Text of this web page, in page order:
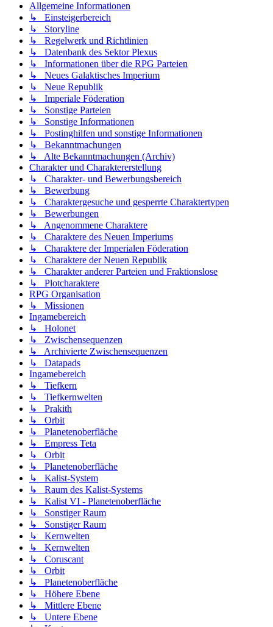
Allgemeine Informationen
↳ Einsteigerbereich
↳ Storyline
↳ Regelwerk und Richtlinien
↳ Datenbank des Sektor Plexus
↳ Informationen über die RPG Parteien
↳ Neues Galaktisches Imperium
↳ Neue Republik
↳ Imperiale Föderation
↳ Sonstige Parteien
↳ Sonstige Informationen
↳ Postinghilfen und sonstige Informationen
↳ Bekanntmachungen
↳ Alte Bekanntmachungen (Archiv)
Charakter und Charaktererstellung
↳ Charakter- und Bewerbungsbereich
↳ Bewerbung
↳ Charaktergesuche und gesperrte Charaktertypen
↳ Bewerbungen
↳ Angenommene Charaktere
↳ Charaktere des Neuen Imperiums
↳ Charaktere der Imperialen Föderation
↳ Charaktere der Neuen Republik
↳ Charakter anderer Parteien und Fraktionslose
↳ Plotcharaktere
RPG Organisation
↳ Missionen
Ingamebereich
↳ Holonet
↳ Zwischensequenzen
↳ Archivierte Zwischensequenzen
↳ Datapads
Ingamebereich
↳ Tiefkern
↳ Tiefkernwelten
↳ Prakith
↳ Orbit
↳ Planetenoberfläche
↳ Empress Teta
↳ Orbit
↳ Planetenoberfläche
↳ Kalist-System
↳ Raum des Kalist-Systems
↳ Kalist VI - Planetenoberfläche
↳ Sonstiger Raum
↳ Sonstiger Raum
↳ Kernwelten
↳ Kernwelten
↳ Coruscant
↳ Orbit
↳ Planetenoberfläche
↳ Höhere Ebene
↳ Mittlere Ebene
↳ Untere Ebene